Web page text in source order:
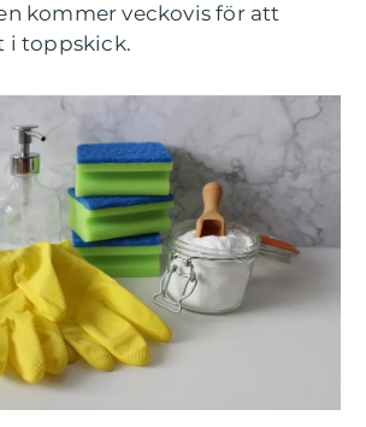
kommer veckovis för att
i toppskick.